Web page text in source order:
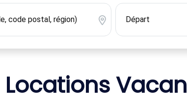
Locations